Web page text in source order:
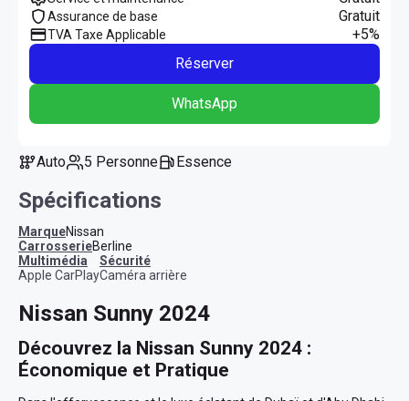
Assurance de base Gratuit
TVA Taxe Applicable
+5%
Réserver
WhatsApp
Auto 5 Personne Essence
Spécifications
MarqueNissan
CarrosserieBerline
multimédia
Apple CarPlay
sécurité
Caméra arrière
Nissan Sunny 2024
Découvrez la Nissan Sunny 2024 :
Économique et Pratique